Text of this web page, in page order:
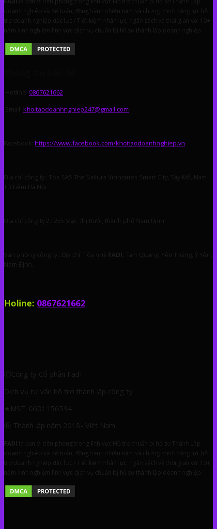
doanh nghiêp và Kế toán, đồng hành nhiều năm và chứng minh năng lực hỗ
trợ doanh nghiệp đắc lực / Tiết kiệm nhân lực, ngân sách và thời gian với 10+
năm kinh nghiệm lĩnh vực dịch vụ chuẩn bị hồ sơ thành lập doanh nghiệp.
Hotline: 0867621662
Email: khoitaodoanhnghiep247@gmail.com
Facebook: https://www.facebook.com/khoitaodoanhnghiep.vn
Địa chỉ công ty : Tòa SA5 The Sakura Vinhomes Smart City, Tây Mỗ, Nam
Từ Liêm Hà Nội
Địa chỉ công ty 2 : 255 Mạc Thị Bưởi, thành phố Nam Định
Văn phòng công ty : Địa chỉ: Tòa nhà FADI
, Tam Quang, Yên Thắng, Ý Yên,
Nam Định.
Holine: 0867621662
ⒻCông ty Cổ phần Fadi
Dịch vụ tư vấn hỗ trợ thành lập công ty
★ MST: 0601156594
Ⓡ Thành lập năm 2018- Việt Nam
FADI
là đơn Vị tiên phong trong lĩnh vực Hỗ trợ chuẩn bị hồ sơ Thành Lập
doanh nghiêp và Kế toán, đồng hành nhiều năm và chứng minh năng lực hỗ
trợ doanh nghiệp đắc lực / Tiết kiệm nhân lực, ngân sách và thời gian với 10+
năm kinh nghiệm lĩnh vực dịch vụ chuẩn bị hồ sơ thành lập doanh nghiệp.